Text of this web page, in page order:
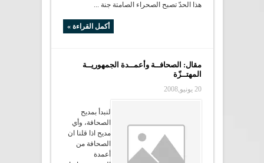
هذا الحدّ تصبح الصحراء الصامتة جنة ...
أكمل القراءة »
مقال: الصحافــة وأعمــدة الجمهوريــة
المهتــزّة
20 يونيو,2008
لنبدأ بمديح
الصحافة، وأي
مديح اذا قلنا ان
الصحافة من
أعمدة